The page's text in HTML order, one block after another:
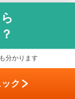
、実績があ
を利用する
分かります
ク